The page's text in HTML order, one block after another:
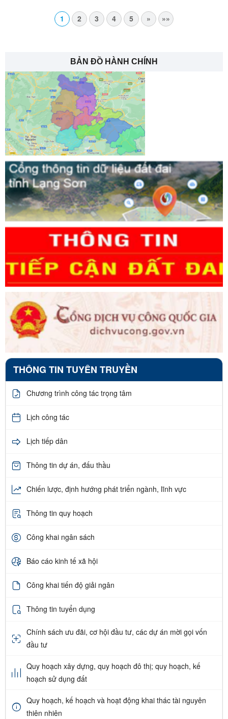
1 2 3 4 5 » »»
BẢN ĐỒ HÀNH CHÍNH
THÔNG TIN TUYÊN TRUYỀN
Chương trình công tác trọng tâm
Lịch công tác
Lịch tiếp dân
Thông tin dự án, đấu thầu
Chiến lược, định hướng phát triển ngành, lĩnh vực
Thông tin quy hoạch
Công khai ngân sách
Báo cáo kinh tế xã hội
Công khai tiến độ giải ngân
Thông tin tuyển dụng
Chính sách ưu đãi, cơ hội đầu tư, các dự án mời gọi vốn
đầu tư
Quy hoạch xây dựng, quy hoạch đô thị; quy hoạch, kế
hoạch sử dụng đất
Quy hoạch, kế hoạch và hoạt động khai thác tài nguyên
thiên nhiên